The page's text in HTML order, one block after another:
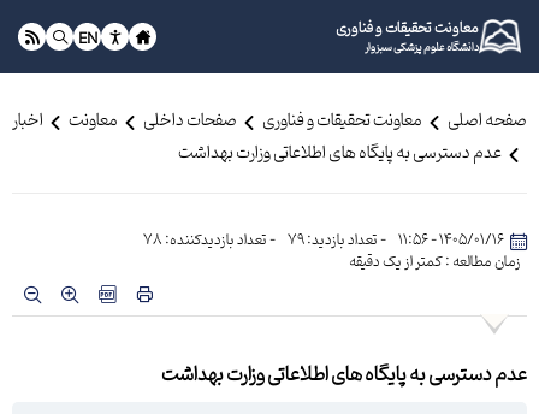
معاونت تحقیقات و فناوری
دانشگاه علوم پزشکی سبزوار EN
صفحه اصلی معاونت تحقیقات و فناوری صفحات داخلی معاونت
اخبار
عدم دسترسی به پایگاه های اطلاعاتی وزارت بهداشت
1405/01/16 - 11:56 - تعداد بازدید: 79
- تعداد بازدیدکننده: 78
زمان مطالعه : کمتر از یک دقیقه
عدم دسترسی به پایگاه های اطلاعاتی وزارت بهداشت